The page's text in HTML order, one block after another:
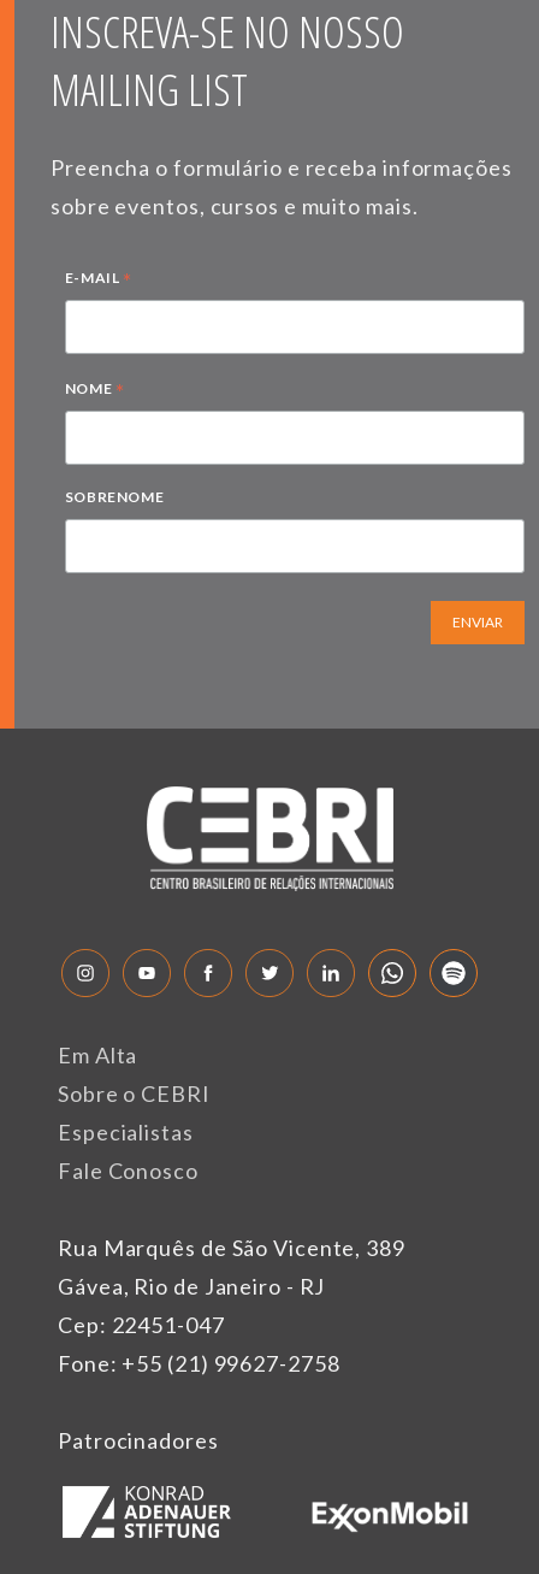
INSCREVA-SE NO NOSSO
MAILING LIST
Preencha o formulário e receba informações
sobre eventos, cursos e muito mais.
E-MAIL *
NOME *
SOBRENOME
ENVIAR
Rua Marquês de São Vicente, 389
Gávea, Rio de Janeiro - RJ
Cep: 22451-047
Fone: +55 (21) 99627-2758
Em Alta
Sobre o CEBRI
Especialistas
Fale Conosco
Patrocinadores